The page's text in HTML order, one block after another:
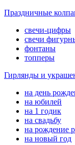
Праздничные
свечи-цифры
свечи
фонтаны
топперы
Гирлянды и
на день
на юбилей
на 1 годик
на свадьбу
на рождение
на новый год